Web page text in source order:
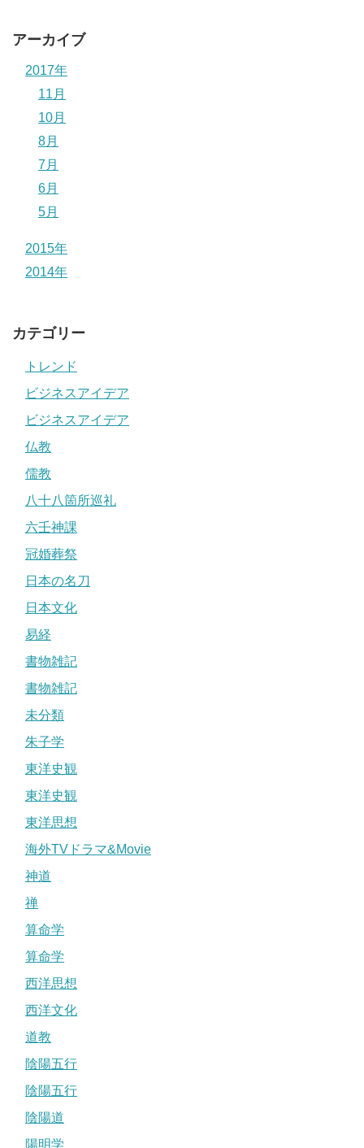
アーカイブ
2017年
11月
10月
8月
7月
6月
5月
2015年
2014年
カテゴリー
トレンド
ビジネスアイデア
ビジネスアイデア
仏教
儒教
八十八箇所巡礼
六壬神課
冠婚葬祭
日本の名刀
日本文化
易経
書物雑記
書物雑記
未分類
朱子学
東洋史観
東洋史観
東洋思想
海外TVドラマ&Movie
神道
禅
算命学
算命学
西洋思想
西洋文化
道教
陰陽五行
陰陽五行
陰陽道
陽明学